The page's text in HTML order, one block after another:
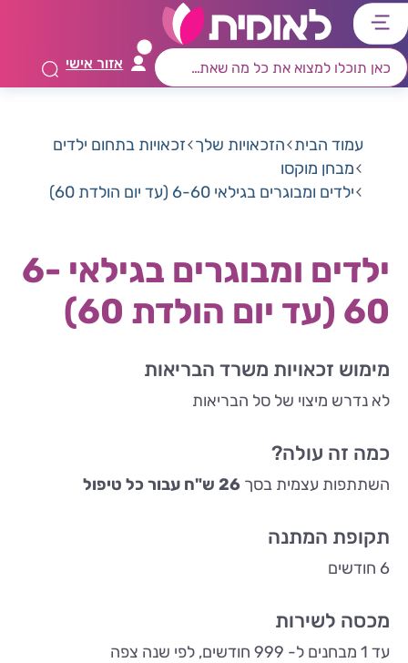
דלג
לתפריט
ראשי
דלג
לרכיב
חיפוש
דלג
לתוכן
מרכזי
דלג
לאזור
קישורים
אזור אישי
עמוד הבית הזכאויות שלך זכאויות בתחום ילדים
מבחן מוקסו
ילדים ומבוגרים בגילאי 6-60 (עד יום הולדת 60)
ילדים ומבוגרים בגילאי 6-
60 (עד יום הולדת 60)
מימוש זכאויות משרד הבריאות
לא נדרש מיצוי של סל הבריאות
כמה זה עולה?
השתתפות עצמית בסך 26 ש"ח עבור כל טיפול
תקופת המתנה
6 חודשים
מכסה לשירות
עד 1 מבחנים ל- 999 חודשים, לפי שנה צפה